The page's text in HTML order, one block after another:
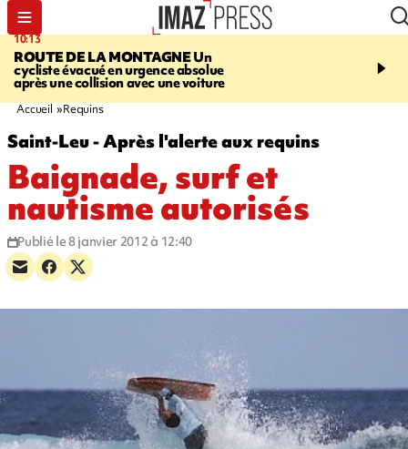
10:13
ROUTE DE LA MONTAGNEUn
cycliste évacué en urgence absolue
après une collision avec une voiture
12:23
peuvent éclater et
Accueil Requins
Saint-Leu - Après l'alerte aux requins
Baignade, surf et
nautisme autorisés
Publié le 8 janvier 2012 à 12:40